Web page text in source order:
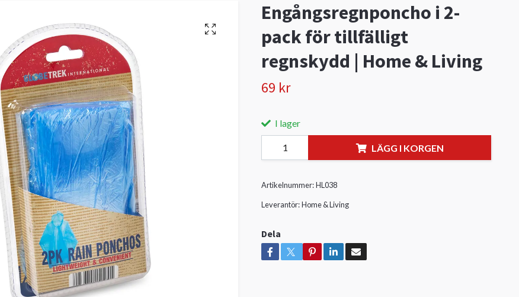
Engångsregnponcho i 2-
pack för tillfälligt
regnskydd | Home & Living
69 kr
I lager
LÄGG I KORGEN
Artikelnummer: HL038
Leverantör: Home & Living
Dela